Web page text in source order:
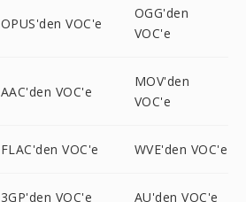
OPUS'den VOC'e
OGG'den
VOC'e
AAC'den VOC'e
MOV'den
VOC'e
FLAC'den VOC'e WVE'den VOC'e
3GP'den VOC'e AU'den VOC'e